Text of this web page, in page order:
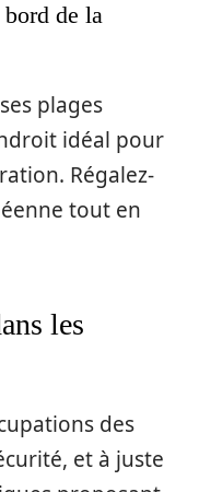
de la
plages
idéal pour
Régalez-
tout en
les
des
et à juste